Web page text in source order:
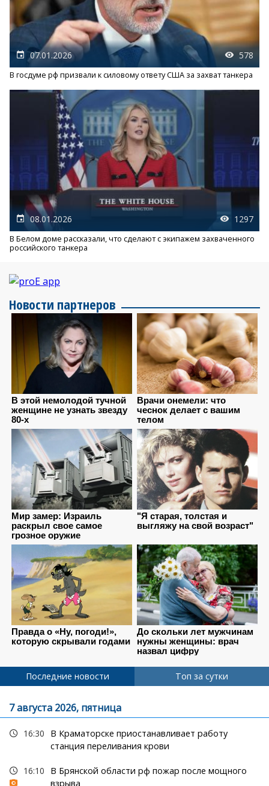
07.01.2026 578
В госдуме рф призвали к силовому ответу США за захват танкера
08.01.2026 1297
В Белом доме рассказали, что сделают с экипажем захваченного
российского танкера
Новости партнеров
Последние новости Топ за сутки
7 августа 2026, пятница
16:30
В Краматорске приостанавливает работу
станция переливания крови
16:10
В Брянской области рф пожар после мощного
взрыва